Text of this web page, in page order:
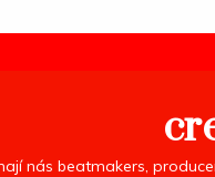
nás beatmakers,